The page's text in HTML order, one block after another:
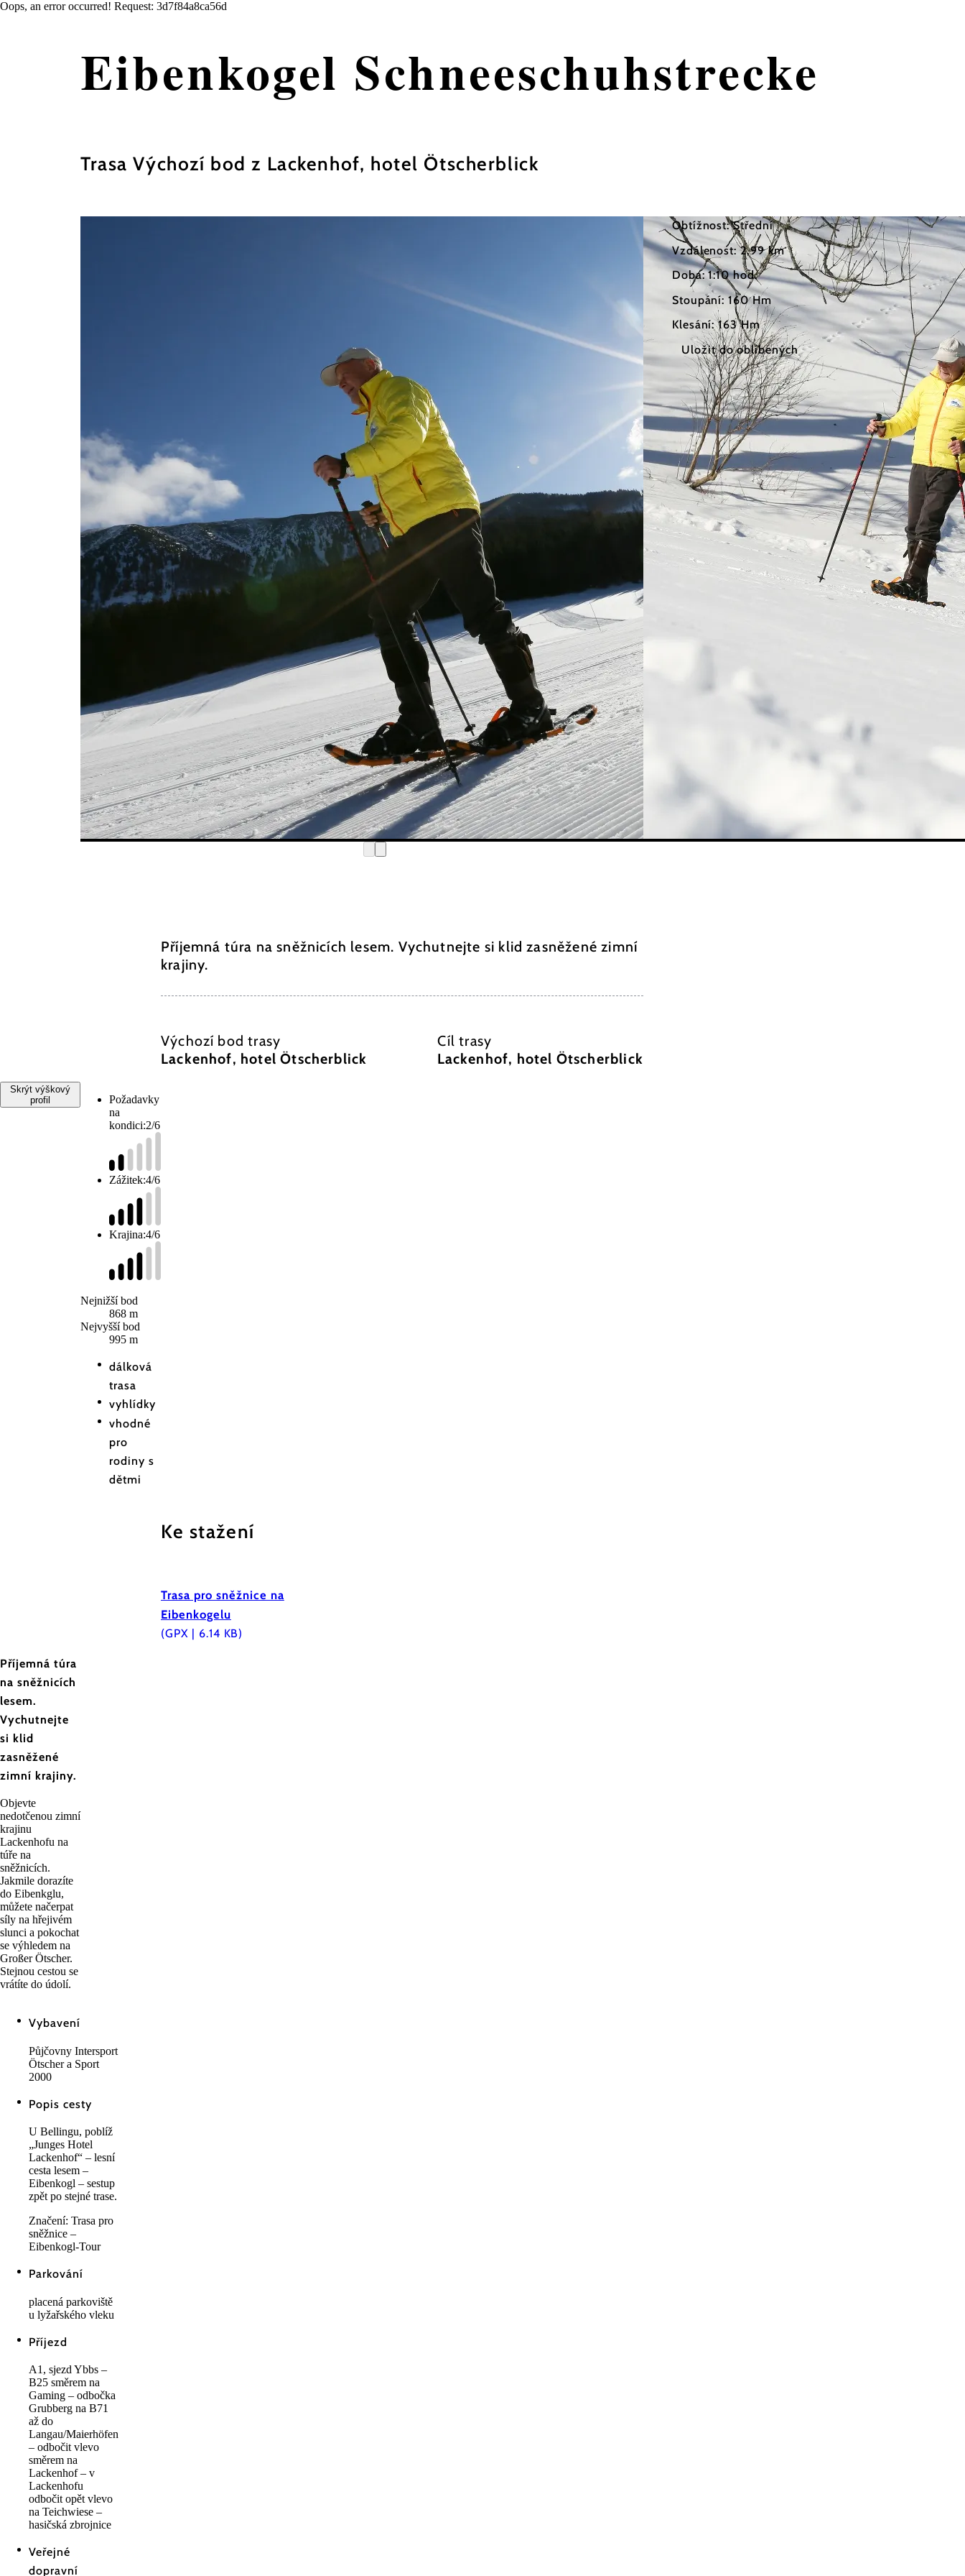
Oops, an error occurred! Request: 3d7f84a8ca56d
Eibenkogel Schneeschuhstrecke
Trasa Výchozí bod z Lackenhof, hotel Ötscherblick
Obtížnost: Střední
Vzdálenost: 2,99 km
Doba: 1:10 hod.
Stoupání: 160 Hm
Klesání: 163 Hm
Uložit do oblíbených
Příjemná túra na sněžnicích lesem. Vychutnejte si klid zasněžené zimní
krajiny.
Výchozí bod trasy
Lackenhof, hotel Ötscherblick
Cíl trasy
Lackenhof, hotel Ötscherblick
Skrýt výškový
profil
Požadavky
na
kondici:2/6
Zážitek:4/6
Krajina:4/6
Nejnižší bod
868 m
Nejvyšší bod
995 m
dálková
trasa
vyhlídky
vhodné
pro
rodiny s
dětmi
Ke stažení
Trasa pro sněžnice na
Eibenkogelu
(GPX | 6.14 KB)
Příjemná túra
na sněžnicích
lesem.
Vychutnejte
si klid
zasněžené
zimní krajiny.
Objevte
nedotčenou zimní
krajinu
Lackenhofu na
túře na
sněžnicích.
Jakmile dorazíte
do Eibenkglu,
můžete načerpat
síly na hřejivém
slunci a pokochat
se výhledem na
Großer Ötscher.
Stejnou cestou se
vrátíte do údolí.
Vybavení
Půjčovny Intersport
Ötscher a Sport
2000
Popis cesty
U Bellingu, poblíž
„Junges Hotel
Lackenhof“ – lesní
cesta lesem –
Eibenkogl – sestup
zpět po stejné trase.
Značení: Trasa pro
sněžnice –
Eibenkogl-Tour
Parkování
placená parkoviště
u lyžařského vleku
Příjezd
A1, sjezd Ybbs –
B25 směrem na
Gaming – odbočka
Grubberg na B71
až do
Langau/Maierhöfen
– odbočit vlevo
směrem na
Lackenhof – v
Lackenhofu
odbočit opět vlevo
na Teichwiese –
hasičská zbrojnice
Veřejné
dopravní